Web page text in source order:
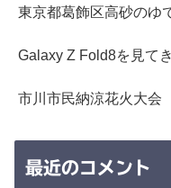
東京都葛飾区高砂のゆ
Galaxy Z Fold8を見て
市川市民納涼花火大会
最近のコメント